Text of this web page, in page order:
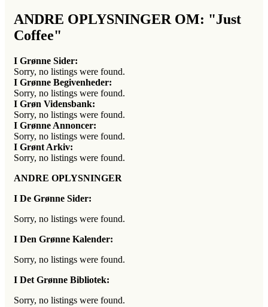
ANDRE OPLYSNINGER OM: "Just
Coffee"
I Grønne Sider:
Sorry, no listings were found.
I Grønne Begivenheder:
Sorry, no listings were found.
I Grøn Vidensbank:
Sorry, no listings were found.
I Grønne Annoncer:
Sorry, no listings were found.
I Grønt Arkiv:
Sorry, no listings were found.
ANDRE OPLYSNINGER
I De Grønne Sider:
Sorry, no listings were found.
I Den Grønne Kalender:
Sorry, no listings were found.
I Det Grønne Bibliotek:
Sorry, no listings were found.